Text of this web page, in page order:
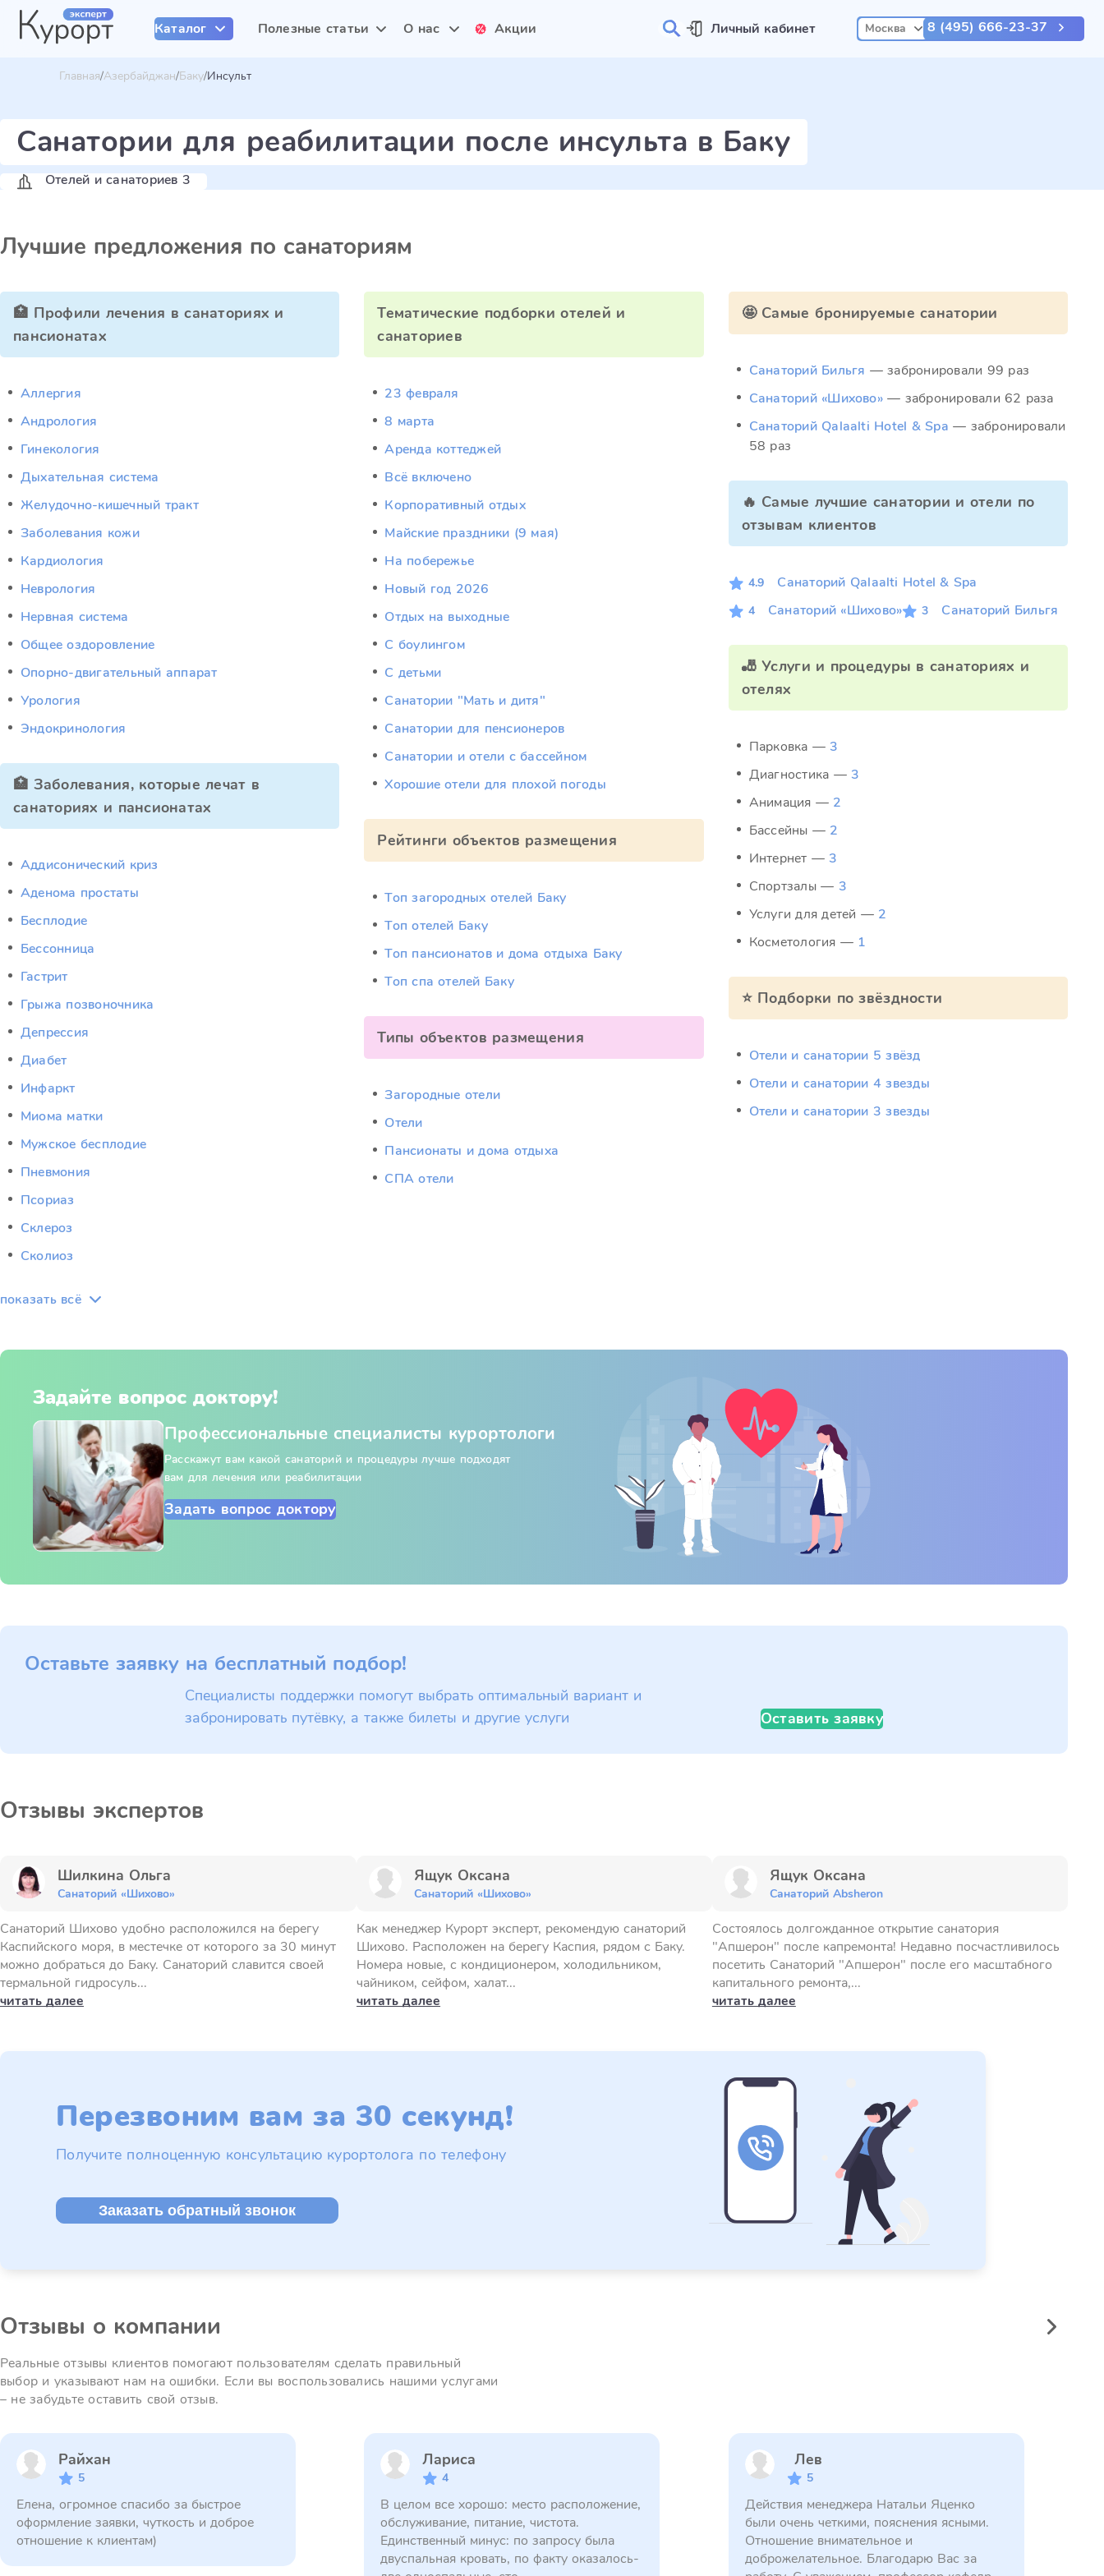
Каталог Полезные статьи О нас Акции Личный кабинет Москва 8 (495) 666-23-37
Главная Азербайджан Баку Инсульт
Санатории для реабилитации после инсульта в Баку
Отелей и санаториев 3
Лучшие предложения по санаториям
🏥 Профили лечения в санаториях и
пансионатах
Аллергия
Андрология
Гинекология
Дыхательная система
Желудочно-кишечный тракт
Заболевания кожи
Кардиология
Неврология
Нервная система
Общее оздоровление
Опорно-двигательный аппарат
Урология
Эндокринология
🏥 Заболевания, которые лечат в
санаториях и пансионатах
Аддисонический криз
Аденома простаты
Бесплодие
Бессонница
Гастрит
Грыжа позвоночника
Депрессия
Диабет
Инфаркт
Миома матки
Мужское бесплодие
Пневмония
Псориаз
Склероз
Сколиоз
показать всё
Тематические подборки отелей и
санаториев
23 февраля
8 марта
Аренда коттеджей
Всё включено
Корпоративный отдых
Майские праздники (9 мая)
На побережье
Новый год 2026
Отдых на выходные
С боулингом
С детьми
Санатории "Мать и дитя"
Санатории для пенсионеров
Санатории и отели с бассейном
Хорошие отели для плохой погоды
Рейтинги объектов размещения
Топ загородных отелей Баку
Топ отелей Баку
Топ пансионатов и дома отдыха Баку
Топ спа отелей Баку
Типы объектов размещения
Загородные отели
Отели
Пансионаты и дома отдыха
СПА отели
🤩 Самые бронируемые санатории
Санаторий Бильгя — забронировали 99 раз
Санаторий «Шихово» — забронировали 62 раза
Санаторий Qalaalti Hotel & Spa — забронировали
58 раз
🔥 Самые лучшие санатории и отели по
отзывам клиентов
4.9 Санаторий Qalaalti Hotel & Spa
4 Санаторий «Шихово» 3 Санаторий Бильгя
🎳 Услуги и процедуры в санаториях и
отелях
Парковка — 3
Диагностика — 3
Анимация — 2
Бассейны — 2
Интернет — 3
Спортзалы — 3
Услуги для детей — 2
Косметология — 1
⭐ Подборки по звёздности
Отели и санатории 5 звёзд
Отели и санатории 4 звезды
Отели и санатории 3 звезды
Задайте вопрос доктору!
Профессиональные специалисты курортологи
Расскажут вам какой санаторий и процедуры лучше подходят
вам для лечения или реабилитации
Задать вопрос доктору
Оставьте заявку на бесплатный подбор!
Специалисты поддержки помогут выбрать оптимальный вариант и
забронировать путёвку, а также билеты и другие услуги
Оставить заявку
Отзывы экспертов
Шилкина Ольга
Санаторий «Шихово»
Санаторий Шихово удобно расположился на берегу
Каспийского моря, в местечке от которого за 30 минут
можно добраться до Баку. Санаторий славится своей
термальной гидросуль...
читать далее
Ящук Оксана
Санаторий «Шихово»
Как менеджер Курорт эксперт, рекомендую санаторий
Шихово. Расположен на берегу Каспия, рядом с Баку.
Номера новые, с кондиционером, холодильником,
чайником, сейфом, халат...
читать далее
Ящук Оксана
Санаторий Absheron
Состоялось долгожданное открытие санатория
"Апшерон" после капремонта! Недавно посчастливилось
посетить Санаторий "Апшерон" после его масштабного
капитального ремонта,...
читать далее
Перезвоним вам за 30 секунд!
Получите полноценную консультацию курортолога по телефону
Заказать обратный звонок
Отзывы о компании
Реальные отзывы клиентов помогают пользователям сделать правильный
выбор и указывают нам на ошибки. Если вы воспользовались нашими услугами
– не забудьте оставить свой отзыв.
Райхан
5
Елена, огромное спасибо за быстрое
оформление заявки, чуткость и доброе
отношение к клиентам)
Лариса
4
В целом все хорошо: место расположение,
обслуживание, питание, чистота.
Единственный минус: по запросу была
двуспальная кровать, по факту оказалось-
Лев
5
Действия менеджера Натальи Яценко
были очень четкими, пояснения ясными.
Отношение внимательное и
доброжелательное. Благодарю Вас за